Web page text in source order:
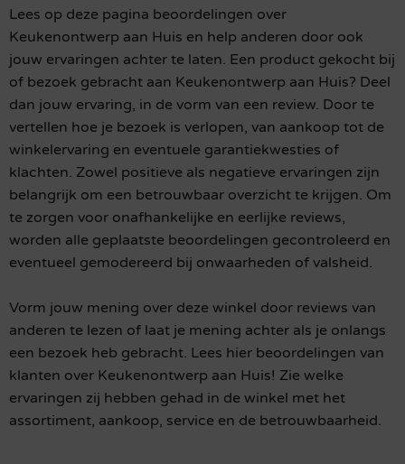
Lees op deze pagina beoordelingen over
Keukenontwerp aan Huis en help anderen door ook
jouw ervaringen achter te laten. Een product gekocht bij
of bezoek gebracht aan Keukenontwerp aan Huis? Deel
dan jouw ervaring, in de vorm van een review. Door te
vertellen hoe je bezoek is verlopen, van aankoop tot de
winkelervaring en eventuele garantiekwesties of
klachten. Zowel positieve als negatieve ervaringen zijn
belangrijk om een betrouwbaar overzicht te krijgen. Om
te zorgen voor onafhankelijke en eerlijke reviews,
worden alle geplaatste beoordelingen gecontroleerd en
eventueel gemodereerd bij onwaarheden of valsheid.
Vorm jouw mening over deze winkel door reviews van
anderen te lezen of laat je mening achter als je onlangs
een bezoek heb gebracht. Lees hier beoordelingen van
klanten over Keukenontwerp aan Huis! Zie welke
ervaringen zij hebben gehad in de winkel met het
assortiment, aankoop, service en de betrouwbaarheid.